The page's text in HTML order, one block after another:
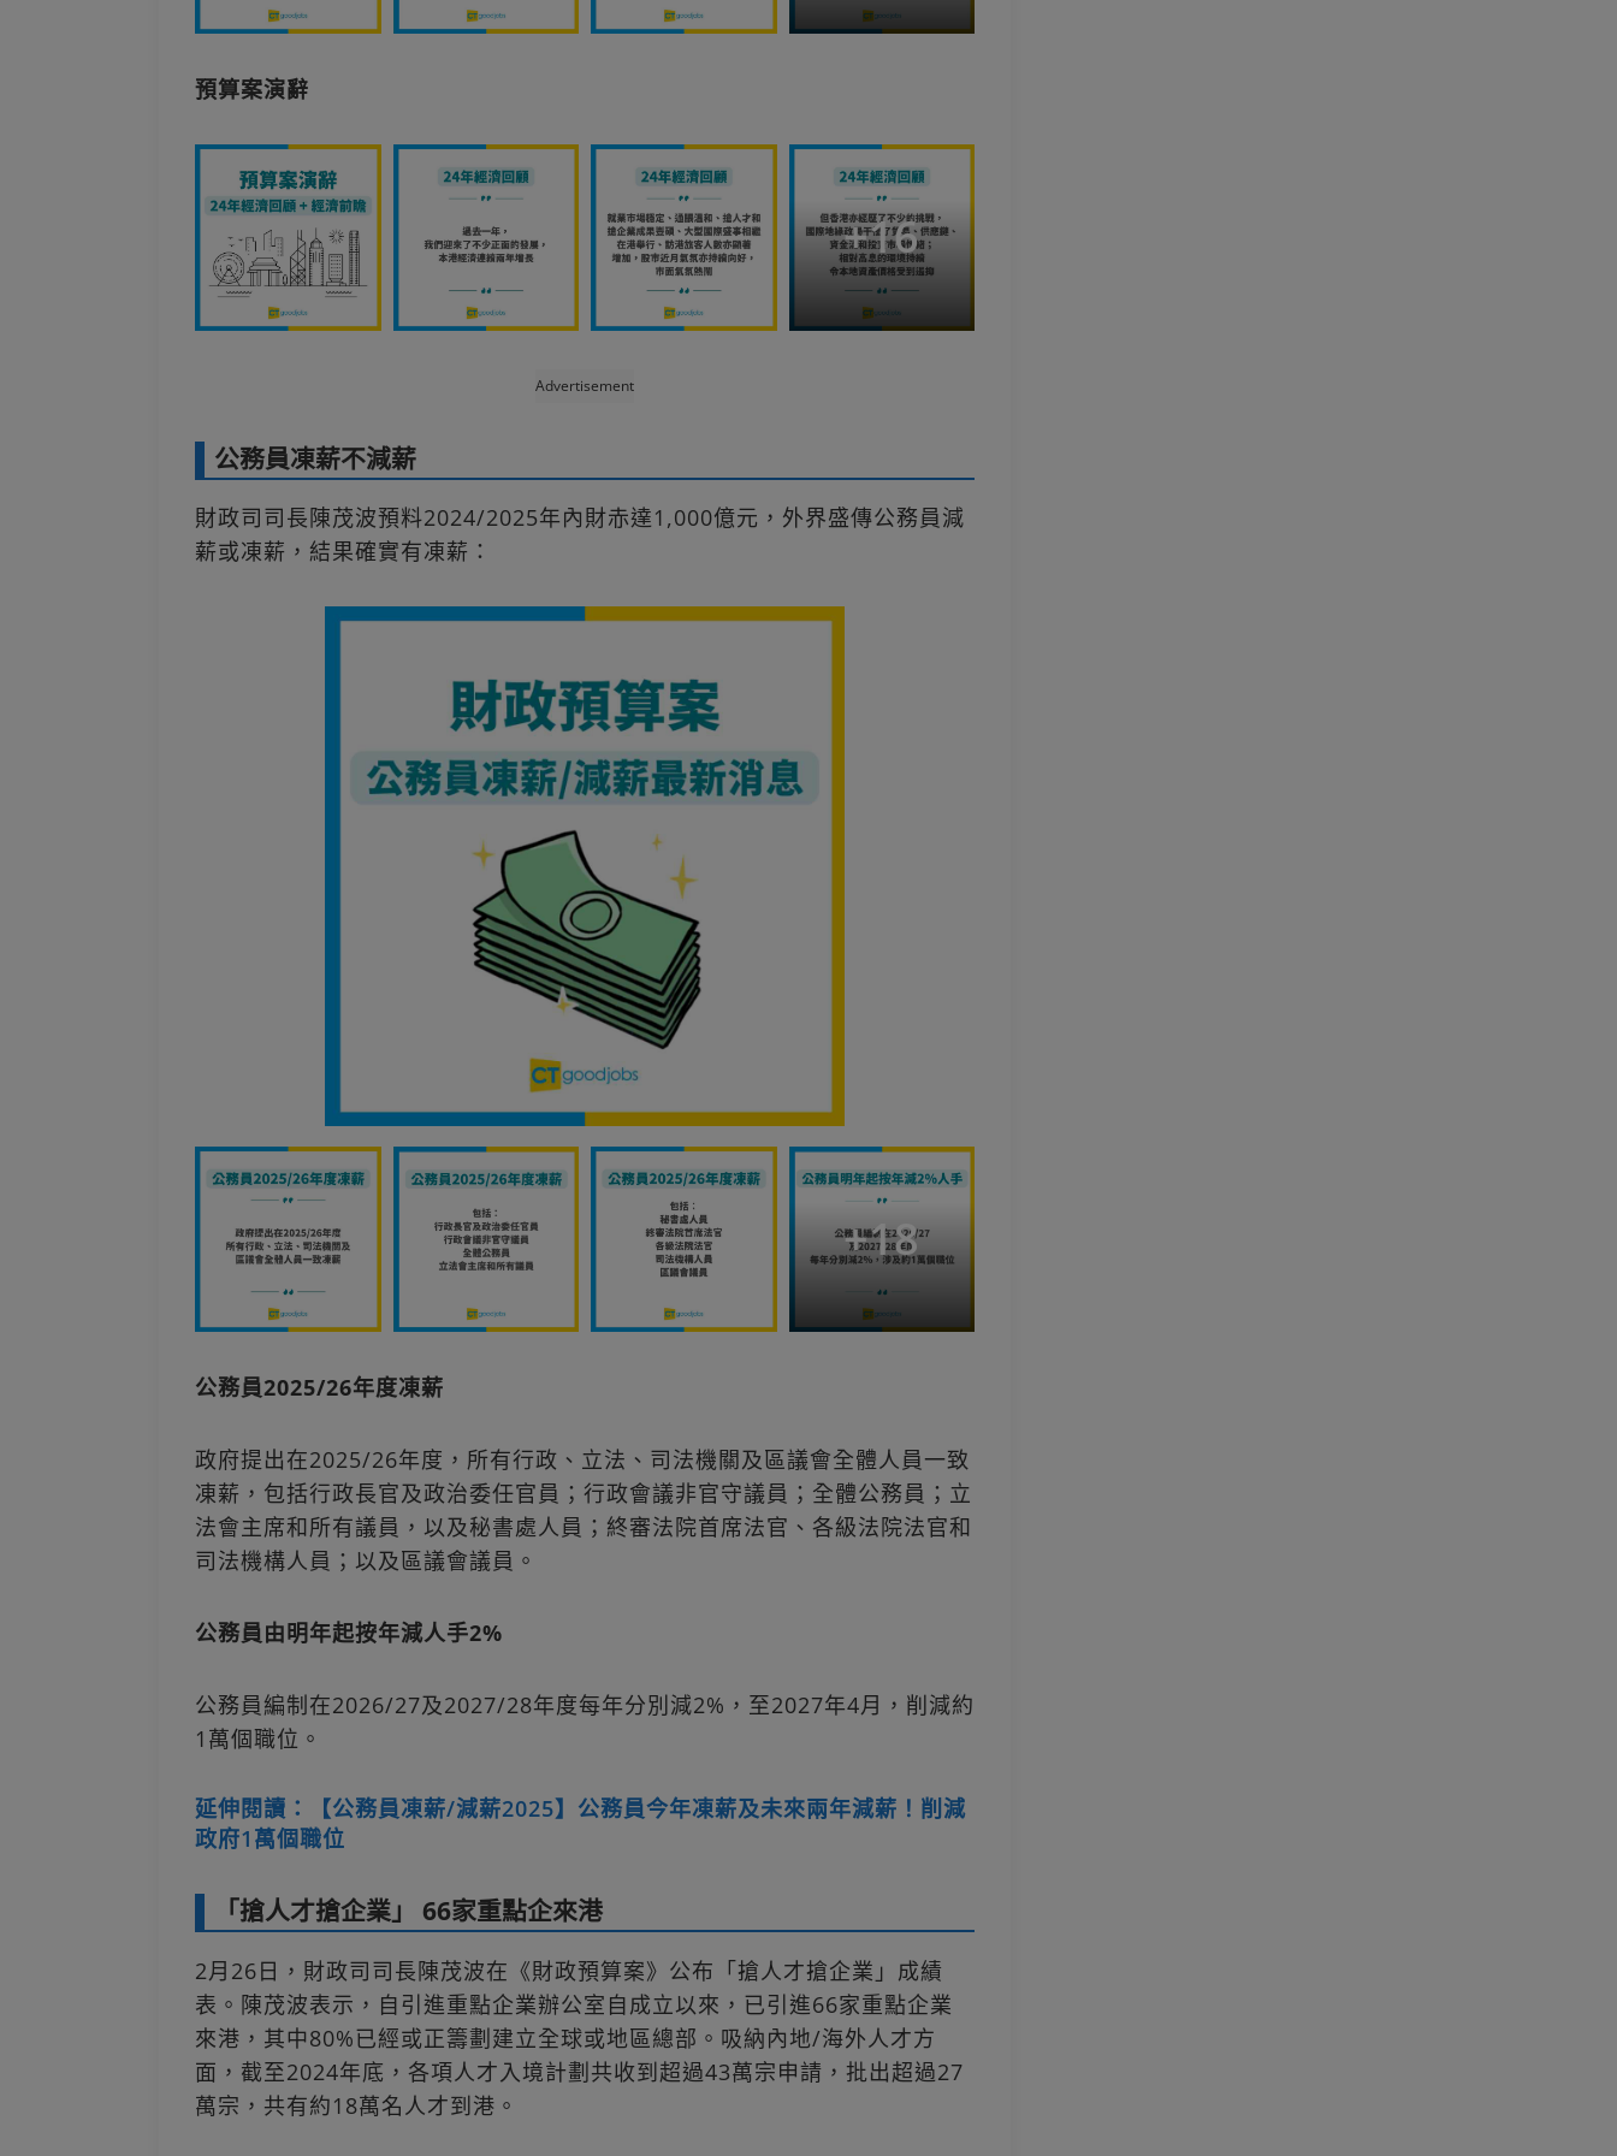
預算案演辭
+16
Advertisement
公務員凍薪不減薪
財政司司長陳茂波預料2024/2025年內財赤達1,000億元，外界盛傳公務員減
薪或凍薪，結果確實有凍薪：
+18
公務員2025/26年度凍薪
政府提出在2025/26年度，所有行政、立法、司法機關及區議會全體人員一致
凍薪，包括行政長官及政治委任官員；行政會議非官守議員；全體公務員；立
法會主席和所有議員，以及秘書處人員；終審法院首席法官、各級法院法官和
司法機構人員；以及區議會議員。
公務員由明年起按年減人手2%
公務員編制在2026/27及2027/28年度每年分別減2%，至2027年4月，削減約
1萬個職位。
延伸閱讀：【公務員凍薪/減薪2025】公務員今年凍薪及未來兩年減薪！削減
政府1萬個職位
「搶人才搶企業」 66家重點企來港
2月26日，財政司司長陳茂波在《財政預算案》公布「搶人才搶企業」成績
表。陳茂波表示，自引進重點企業辦公室自成立以來，已引進66家重點企業
來港，其中80%已經或正籌劃建立全球或地區總部。吸納內地/海外人才方
面，截至2024年底，各項人才入境計劃共收到超過43萬宗申請，批出超過27
萬宗，共有約18萬名人才到港。